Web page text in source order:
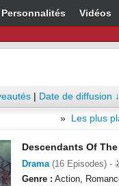
Personnalités Vidéos
| Date de diffusion ↓
» Les plus
Descendants Of
Drama(16 Episodes) -
Genre : Action,